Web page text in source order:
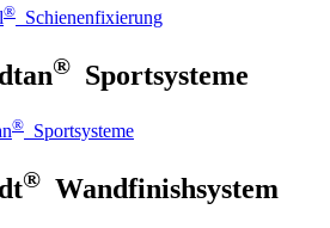
® Schienenfixierung
® Sportsysteme
® Sportsysteme
® Wandfinishsystem